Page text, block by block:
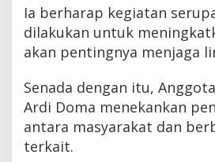
Ia berharap kegiatan
dilakukan untuk
akan pentingnya menjaga
Senada dengan itu,
Ardi Doma menekankan
antara masyarakat dan
terkait.